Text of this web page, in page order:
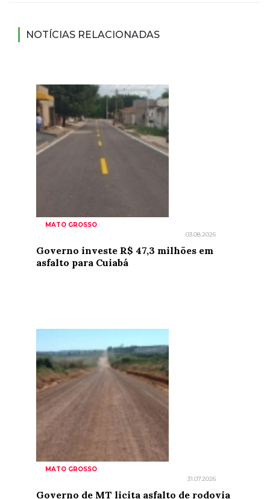
NOTÍCIAS RELACIONADAS
MATO GROSSO
03.08.2026
Governo investe R$ 47,3 milhões em
asfalto para Cuiabá
MATO GROSSO
31.07.2026
Governo de MT licita asfalto de rodovia